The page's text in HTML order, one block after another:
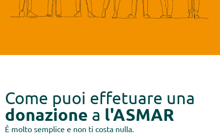
Come puoi effetuare una
donazione a l'ASMAR
È molto semplice e non ti costa nulla.